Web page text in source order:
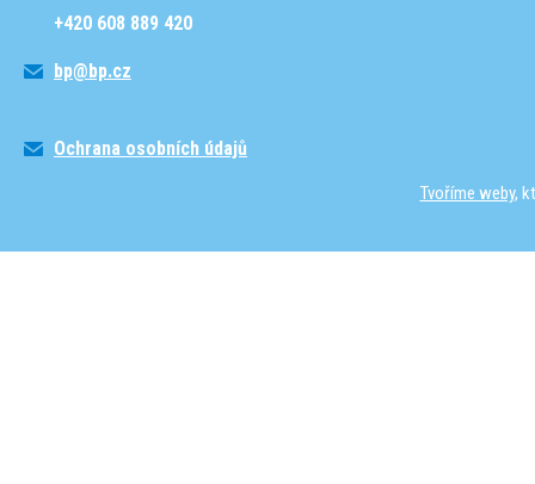
+420 608 889 420
bp@bp.cz
Ochrana osobních údajů
Tvoříme weby,